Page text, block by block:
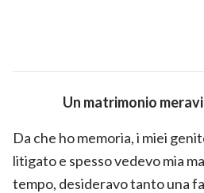
Un matrimonio
Da che ho memoria, i miei
litigato e spesso vedevo mia
tempo, desideravo tanto una